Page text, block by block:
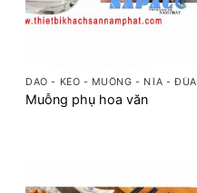
DAO - KÉO - MUỖNG - NĨA - ĐŨA
Muỗng phụ hoa văn